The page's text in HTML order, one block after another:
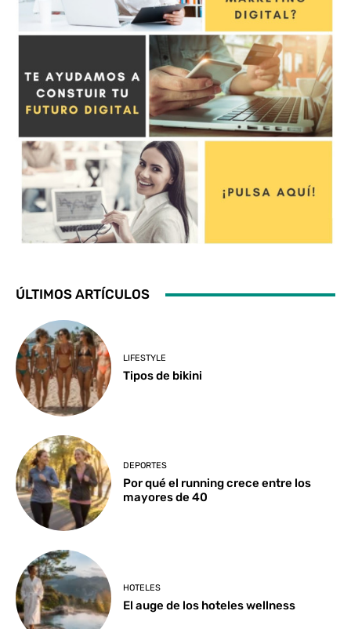
ÚLTIMOS ARTÍCULOS
LIFESTYLE
Tipos de bikini
DEPORTES
Por qué el running crece entre los
mayores de 40
HOTELES
El auge de los hoteles wellness